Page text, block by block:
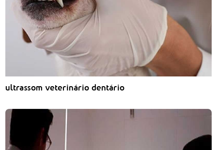
ultrassom veterinário dentário